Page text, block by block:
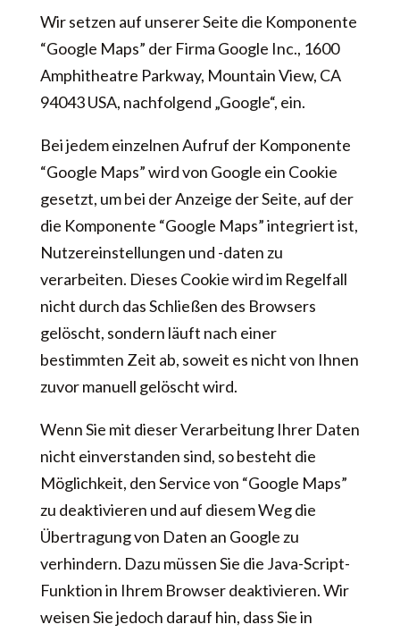
Wir setzen auf unserer Seite die Komponente
“Google Maps” der Firma Google Inc., 1600
Amphitheatre Parkway, Mountain View, CA
94043 USA, nachfolgend „Google“, ein.
Bei jedem einzelnen Aufruf der Komponente
“Google Maps” wird von Google ein Cookie
gesetzt, um bei der Anzeige der Seite, auf der
die Komponente “Google Maps” integriert ist,
Nutzereinstellungen und -daten zu
verarbeiten. Dieses Cookie wird im Regelfall
nicht durch das Schließen des Browsers
gelöscht, sondern läuft nach einer
bestimmten Zeit ab, soweit es nicht von Ihnen
zuvor manuell gelöscht wird.
Wenn Sie mit dieser Verarbeitung Ihrer Daten
nicht einverstanden sind, so besteht die
Möglichkeit, den Service von “Google Maps”
zu deaktivieren und auf diesem Weg die
Übertragung von Daten an Google zu
verhindern. Dazu müssen Sie die Java-Script-
Funktion in Ihrem Browser deaktivieren. Wir
weisen Sie jedoch darauf hin, dass Sie in